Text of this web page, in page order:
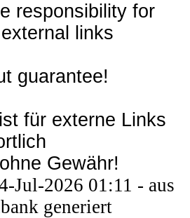
responsibility for
links
guarantee!
für externe Links
Gewähr!
Jul-2026 01:11 - aus
generiert